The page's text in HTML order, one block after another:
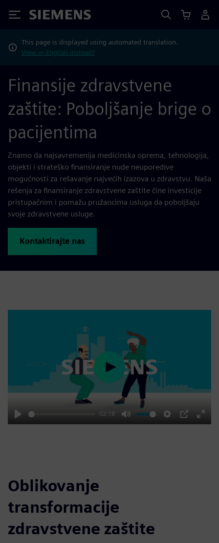
Siemens
This page is displayed using automated translation.
View in English instead?
Finansije zdravstvene
zaštite: Poboljšanje brige o
pacijentima
Znamo da najsavremenija medicinska oprema, tehnologija,
objekti i strateško finansiranje nude neuporedive
mogućnosti za rešavanje najvećih izazova u zdravstvu. Naša
rešenja za finansiranje zdravstvene zaštite čine investicije
pristupačnim i pomažu pružaocima usluga da poboljšaju
svoje zdravstvene usluge.
Kontaktirajte nas
Play
02:18
Mute Settings
PIP
Enter
Play
Oblikovanje
transformacije
zdravstvene zaštite